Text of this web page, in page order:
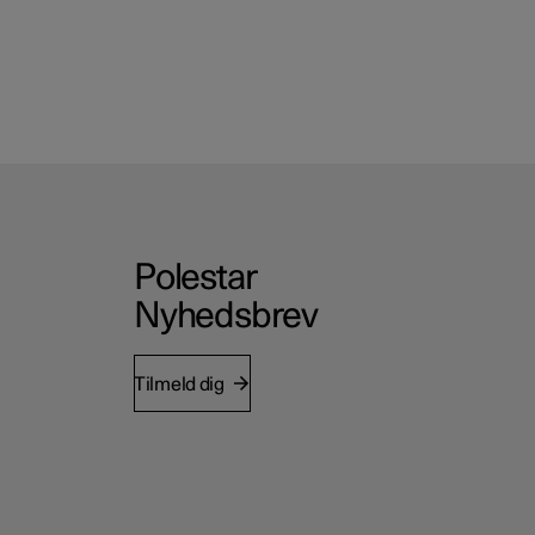
Polestar
Nyhedsbrev
Tilmeld dig